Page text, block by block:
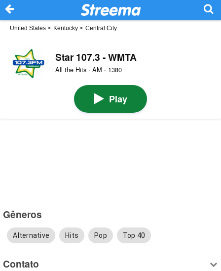
United States > Kentucky > Central City
Star 107.3 - WMTA
All the Hits · AM · 1380
Play
Gêneros
Alternative Hits Pop Top 40
Contato